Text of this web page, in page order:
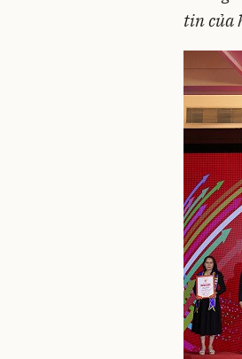
tin của